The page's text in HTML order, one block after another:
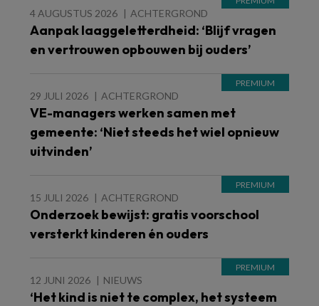
4 AUGUSTUS 2026 ACHTERGROND
Aanpak laaggeletterdheid: ‘Blijf vragen
en vertrouwen opbouwen bij ouders’
29 JULI 2026 ACHTERGROND
VE-managers werken samen met
gemeente: ‘Niet steeds het wiel opnieuw
uitvinden’
15 JULI 2026 ACHTERGROND
Onderzoek bewijst: gratis voorschool
versterkt kinderen én ouders
12 JUNI 2026 NIEUWS
‘Het kind is niet te complex, het systeem